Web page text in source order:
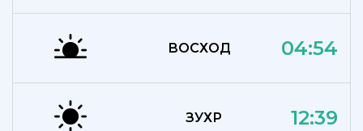
ВОСХОД 04:54
ЗУХР 12:39